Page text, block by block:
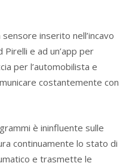
inserito nell’incavo
e ad un’app per
per l’automobilista e
costantemente con
è ininfluente sulle
continuamente lo stato di
e trasmette le